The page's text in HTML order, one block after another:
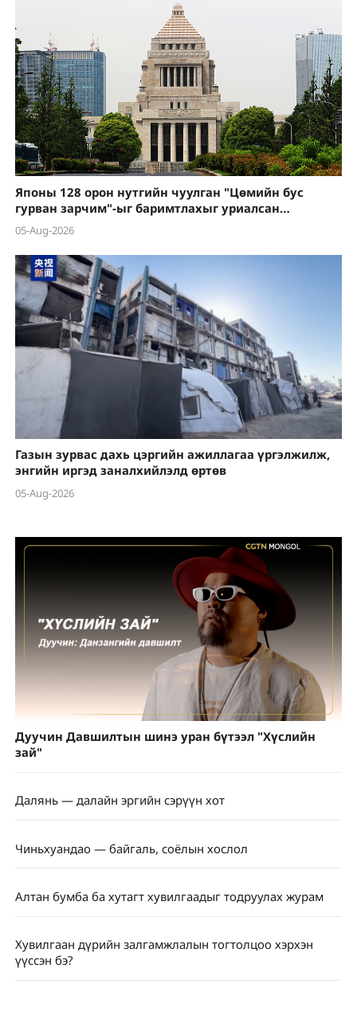
Японы 128 орон нутгийн чуулган "Цөмийн бус
гурван зарчим"-ыг баримтлахыг уриалсан
тогтоолуудыг өргөн барилаа
05-Aug-2026
Газын зурвас дахь цэргийн ажиллагаа үргэлжилж,
энгийн иргэд заналхийлэлд өртөв
05-Aug-2026
Дуучин Давшилтын шинэ уран бүтээл "Хүслийн
зай"
Далянь — далайн эргийн сэрүүн хот
Чиньхуандао — байгаль, соёлын хослол
Алтан бумба ба хутагт хувилгаадыг тодруулах журам
Хувилгаан дүрийн залгамжлалын тогтолцоо хэрхэн
үүссэн бэ?